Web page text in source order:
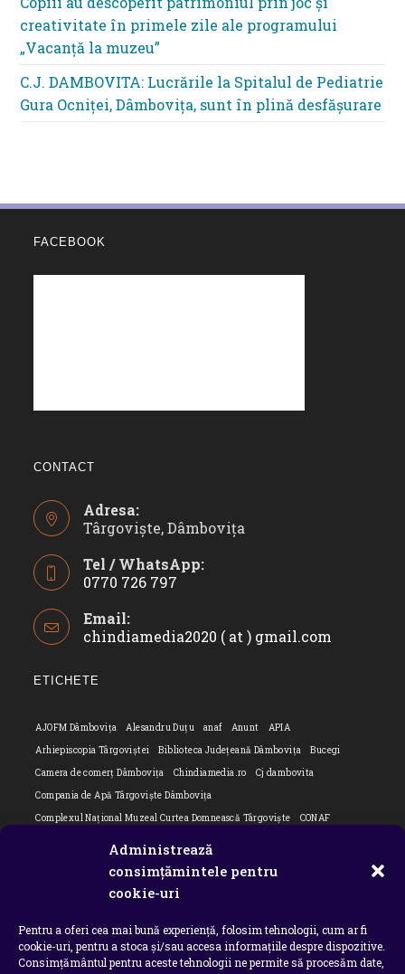
Administrează
consimțămintele pentru
cookie-uri
Pentru a oferi cea mai bună experiență, folosim tehnologii, cum ar fi
cookie-uri, pentru a stoca și/sau accesa informațiile despre dispozitive.
Consimțământul pentru aceste tehnologii ne permite să procesăm date,
creativitate în primele zile ale programului
„Vacanță la muzeu”
C.J. DAMBOVITA: Lucrările la Spitalul de Pediatrie
Gura Ocniței, Dâmbovița, sunt în plină desfășurare
FACEBOOK
CONTACT
Adresa:
Târgoviște, Dâmbovița
Tel / WhatsApp:
0770 726 797
in
your
Email:
chindiamedia2020 ( at ) gmail.com
ETICHETE
AJOFM Dâmbovița Alesandru Duțu anaf Anunt
APIA
Arhiepiscopia Târgoviștei
Biblioteca Județeană Dâmbovița
Bucegi
Camera de comerț Dâmbovița
Chindiamedia.ro
Cj dambovita
Compania de Apă Târgoviște Dâmbovița
Complexul Național Muzeal Curtea Domnească Târgoviște
CONAF
Flori Bungete
intreruperi energie electrica
ipj dambovita
MApN
Ministerul Educației ministerul sanatatii
Nu-ți uita istoria
Oana Filip
Prefectura dambovita Primaria Dragodana
Primaria Lucieni